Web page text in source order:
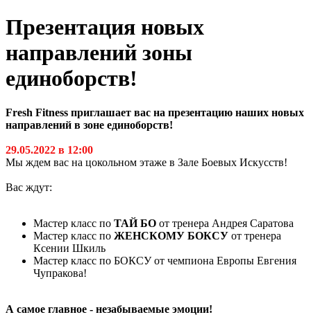
Презентация новых
направлений зоны
единоборств!
Fresh Fitness приглашает вас на презентацию наших новых
направлений в зоне единоборств!
29.05.2022 в 12:00
Мы ждем вас на цокольном этаже в Зале Боевых Искусств!
Вас ждут:
Мастер класс по ТАЙ БО от тренера Андрея Саратова
Мастер класс по ЖЕНСКОМУ БОКСУ от тренера
Ксении Шкиль
Мастер класс по БОКСУ от чемпиона Европы Евгения
Чупракова!
А самое главное - незабываемые эмоции!